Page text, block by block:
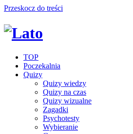
Przeskocz do treści
TOP
Poczekalnia
Quizy
Quizy wiedzy
Quizy na czas
Quizy wizualne
Zagadki
Psychotesty
Wybieranie